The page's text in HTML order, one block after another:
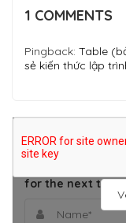
1 COMMENTS
Pingback: Table
sẻ kiến thức lập
THÊM BÌNH
Save my
for the next time